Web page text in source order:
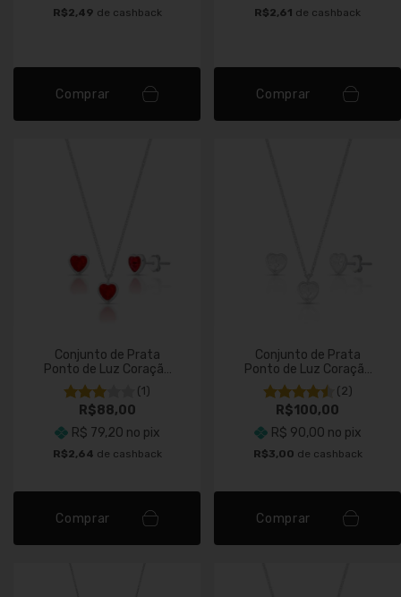
R$2,49 de cashback
Comprar
R$2,61 de cashback
Comprar
Conjunto de Prata
Ponto de Luz Coração
Vermelho
(1)
R$88,00
R$ 79,20 no pix
R$2,64 de cashback
Comprar
Conjunto de Prata
Ponto de Luz Coração
Cristal
(2)
R$100,00
R$ 90,00 no pix
R$3,00 de cashback
Comprar